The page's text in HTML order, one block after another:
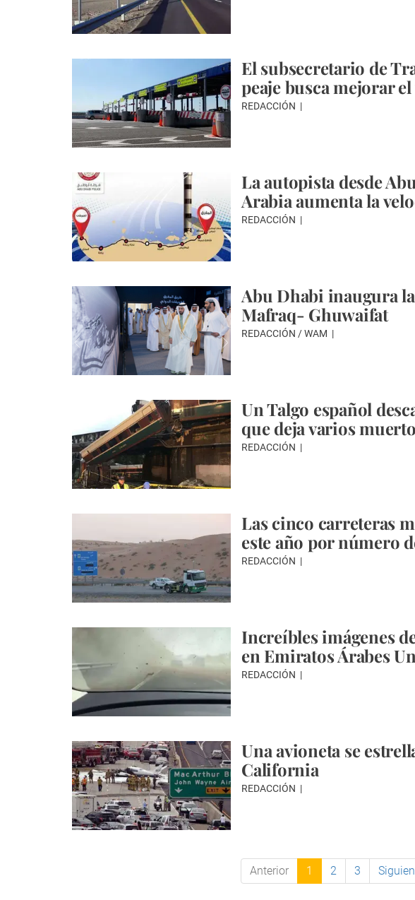
El subsecretario de
peaje busca mejorar
REDACCIÓN
La autopista desde
Arabia aumenta la
REDACCIÓN
Abu Dhabi inaugura
Mafraq- Ghuwaifat
REDACCIÓN / WAM
Un Talgo español
que deja varios
REDACCIÓN
Las cinco carreteras
este año por número
REDACCIÓN
Increíbles imágenes
en Emiratos Árabes
REDACCIÓN
Una avioneta se
California
REDACCIÓN
Anterior 1 2 3